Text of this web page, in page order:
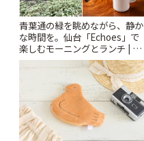
青葉通の緑を眺めながら、静か
な時間を。仙台「Echoes」で
楽しむモーニングとランチ | こ
とりっぷ